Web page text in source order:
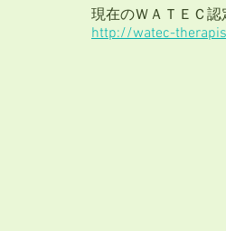
現在のＷＡＴＥＣ
http://watec-